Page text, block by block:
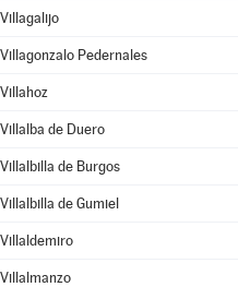
Villagalijo
Villagonzalo Pedernales
Villahoz
Villalba de Duero
Villalbilla de Burgos
Villalbilla de Gumiel
Villaldemiro
Villalmanzo